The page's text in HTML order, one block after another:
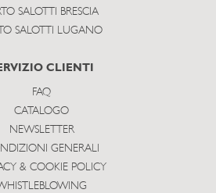
SALOTTI BRESCIA
SALOTTI LUGANO
CLIENTI
FAQ
CATALOGO
NEWSLETTER
GENERALI
& COOKIE POLICY